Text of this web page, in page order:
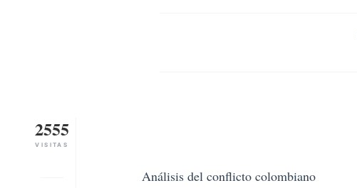
2555
VISITAS
Análisis del conflicto colombiano